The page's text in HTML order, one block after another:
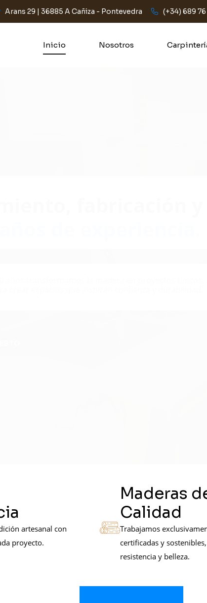
Arans 29 | 36885 A Cañiza - Pontevedra (+34) 689
Inicio Nosotros
artesanal con
proyecto.
Maderas
Calidad
Trabajamos
certificadas y
resistencia y belleza.